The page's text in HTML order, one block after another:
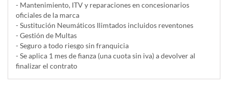
- Mantenimiento, ITV y reparaciones en concesionarios
oficiales de la marca
- Sustitución Neumáticos Ilimtados incluidos reventones
- Gestión de Multas
- Seguro a todo riesgo sin franquicia
- Se aplica 1 mes de fianza (una cuota sin iva) a devolver al
finalizar el contrato